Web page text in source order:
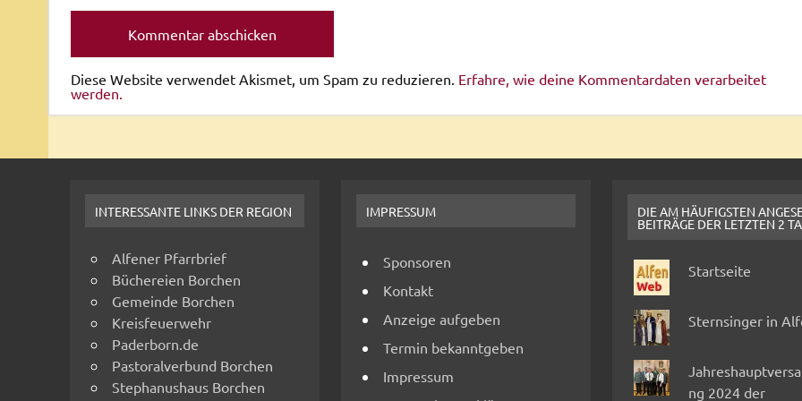
Diese Website verwendet Akismet, um Spam zu reduzieren. Erfahre, wie deine Kommentardaten verarbeitet
werden.
INTERESSANTE LINKS DER REGION
Alfener Pfarrbrief
Büchereien Borchen
Gemeinde Borchen
Kreisfeuerwehr
Paderborn.de
Pastoralverbund Borchen
Stephanushaus Borchen
IMPRESSUM
Sponsoren
Kontakt
Anzeige aufgeben
Termin bekanntgeben
Impressum
DIE AM HÄUFIGSTEN
BEITRÄGE DER LETZTEN 2
Startseite
Sternsinger in
ng 2024 der